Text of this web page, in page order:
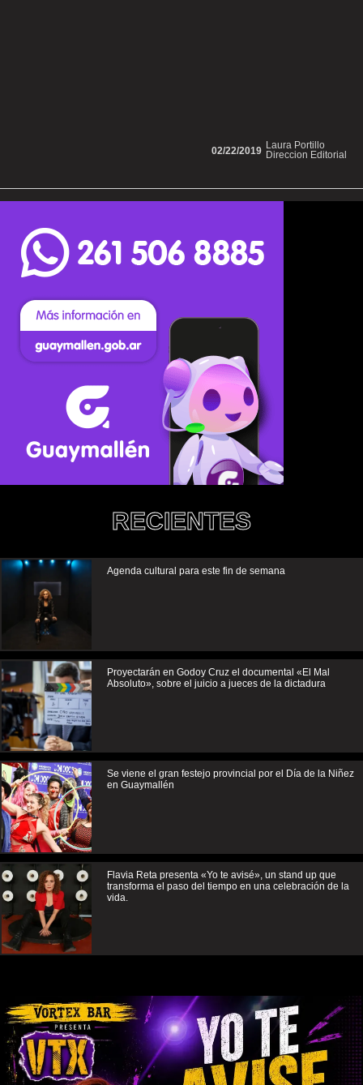
Laura Portillo
Direccion Editorial
02/22/2019
RECIENTES
Agenda cultural para este fin de semana
Proyectarán en Godoy Cruz el documental «El Mal
Absoluto», sobre el juicio a jueces de la dictadura
Se viene el gran festejo provincial por el Día de la Niñez
en Guaymallén
Flavia Reta presenta «Yo te avisé», un stand up que
transforma el paso del tiempo en una celebración de la
vida.